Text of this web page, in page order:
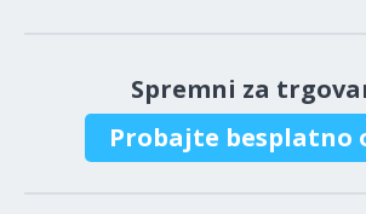
Spremni za
Probajte besplatno